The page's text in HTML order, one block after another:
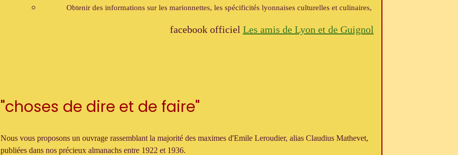
Obtenir des informations sur les marionnettes, les spécificités lyonnaises culturelles et culinaires,
facebook officiel Les amis de Lyon et de Guignol
"choses de dire et de faire"
Nous vous proposons un ouvrage rassemblant la majorité des maximes d'Emile Leroudier, alias Claudius Mathevet,
publiées dans nos précieux almanachs entre 1922 et 1936.